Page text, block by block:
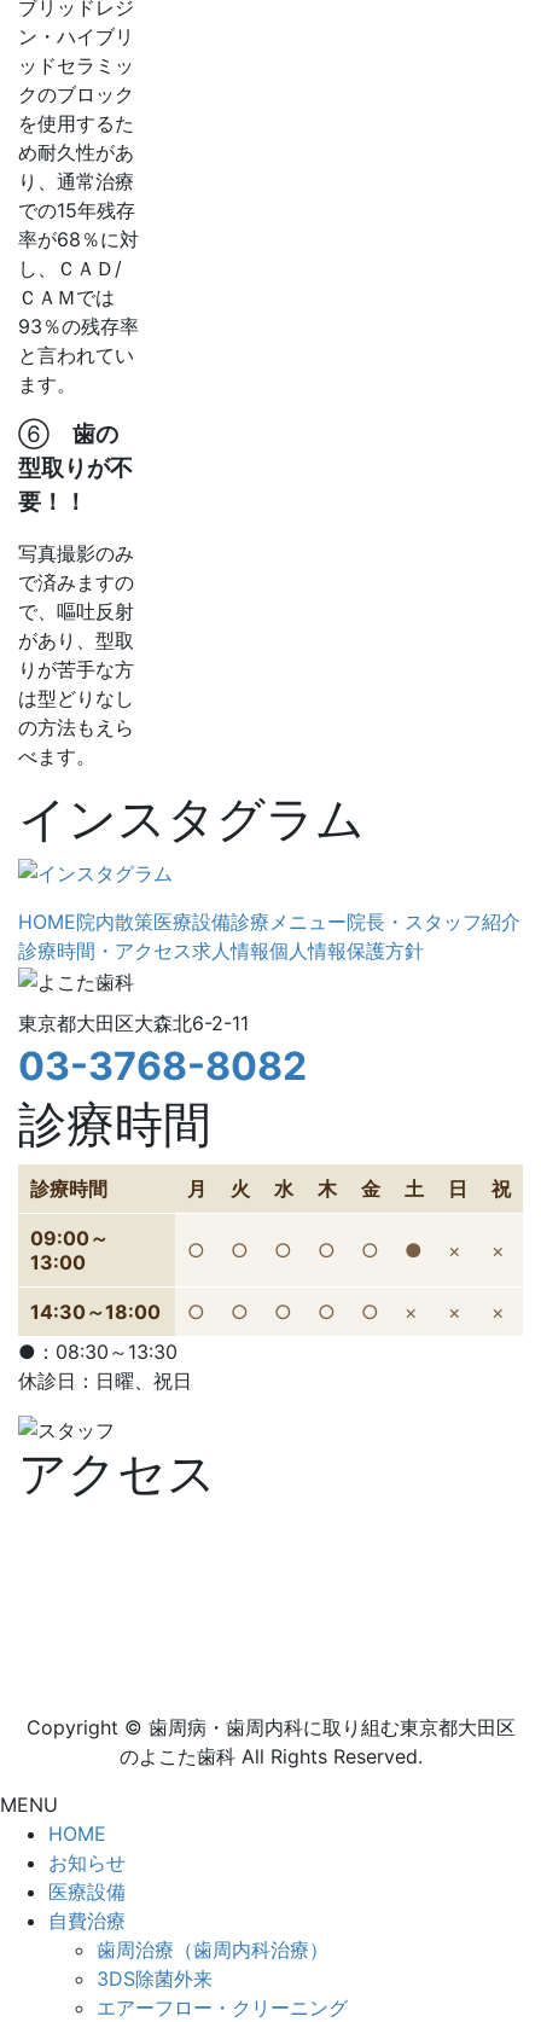
ブリッドレジ
ン・ハイブリ
ッドセラミッ
クのブロック
を使用するた
め耐久性があ
り、通常治療
での15年残存
率が68％に対
し、ＣＡＤ/
ＣＡＭでは
93％の残存率
と言われてい
ます。
⑥ 歯の
型取りが不
要！
！
写真撮影のみ
で済みますの
で、嘔吐反射
があり、型取
りが苦手な方
は型どりなし
の方法もえら
べます。
インスタグラム
HOME院内散策医療設備診療メニュー院長・スタッフ紹介
診療時間・アクセス求人情報個人情報保護方針
東京都大田区大森北6-2-11
03-3768-8082
診療時間
診療時間 月 火 水 木 金 土 日 祝
09:00～
13:00
○ ○ ○ ○ ○ ● × ×
14:30～18:00 ○ ○ ○ ○ ○ × ×
×
●：08:30～13:30
休診日：日曜、祝日
アクセス
Copyright © 歯周病・歯周内科に取り組む東京都大田区
のよこた歯科 All Rights Reserved.
MENU
HOME
お知らせ
医療設備
自費治療
歯周治療（歯周内科治療）
3DS除菌外来
エアーフロー・クリーニング